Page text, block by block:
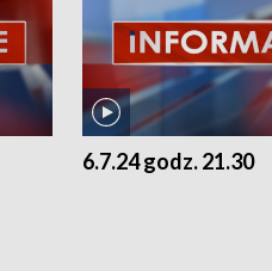
6.7.24 godz. 21.30